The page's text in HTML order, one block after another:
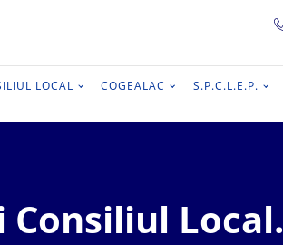
LOCAL COGEALAC S.P.C.L.E.P.
Local.